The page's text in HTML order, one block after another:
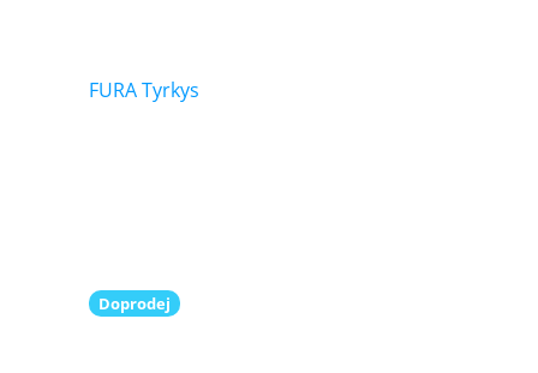
FURA Tyrkys
Doprodej